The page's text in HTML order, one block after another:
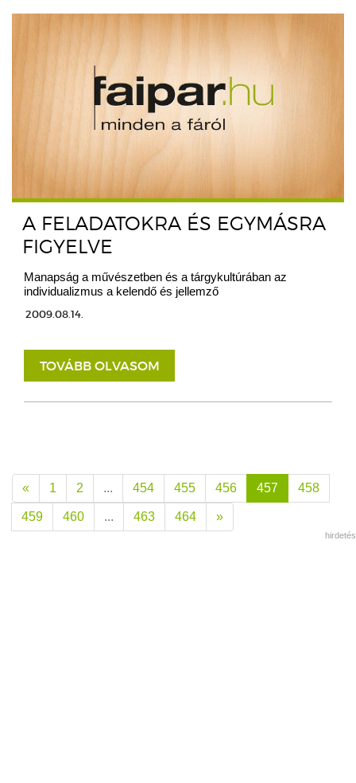
A FELADATOKRA ÉS EGYMÁSRA
FIGYELVE
Manapság a művészetben és a tárgykultúrában az
individualizmus a kelendő és jellemző
2009.08.14.
TOVÁBB OLVASOM
« 1 2 ... 454 455 456 457 458
459 460 ... 463 464 »
hirdetés